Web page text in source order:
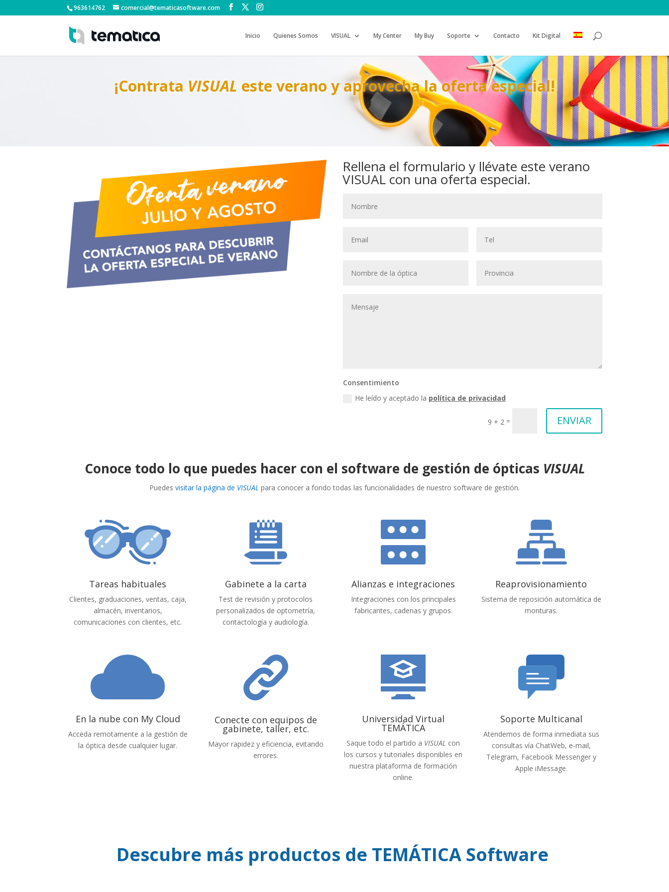
963614762 comercial@tematicasoftware.com
Inicio Quienes Somos VISUAL My Center My Buy Soporte Contacto Kit Digital
¡Contrata VISUAL este verano y aprovecha la oferta especial!
Rellena el formulario y llévate este verano
VISUAL con una oferta especial.
Consentimiento
He leído y aceptado la política de privacidad
9 + 2 = ENVIAR
Conoce todo lo que puedes hacer con el software de gestión de ópticas VISUAL
Puedes visitar la página de VISUAL para conocer a fondo todas las funcionalidades de nuestro software de gestión.
Tareas habituales
Clientes, graduaciones, ventas, caja,
almacén, inventarios,
comunicaciones con clientes, etc.
Gabinete a la carta
Test de revisión y protocolos
personalizados de optometría,
contactología y audiología.
Alianzas e integraciones
Integraciones con los principales
fabricantes, cadenas y grupos.
Reaprovisionamiento
Sistema de reposición automática de
monturas.
En la nube con My Cloud
Acceda remotamente a la gestión de
la óptica desde cualquier lugar.
Conecte con equipos de
gabinete, taller, etc.
Mayor rapidez y eficiencia, evitando
errores.
Universidad Virtual
TEMÁTICA
Saque todo el partido a VISUAL con
los cursos y tutoriales disponibles en
nuestra plataforma de formación
online.
Soporte Multicanal
Atendemos de forma inmediata sus
consultas vía ChatWeb, e-mail,
Telegram, Facebook Messenger y
Apple iMessage.
Descubre más productos de TEMÁTICA Software